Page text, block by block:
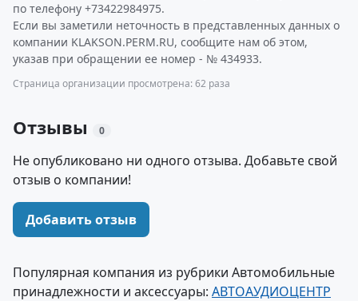
по телефону +73422984975.
Если вы заметили неточность в представленных данных о
компании KLAKSON.PERM.RU, сообщите нам об этом,
указав при обращении ее номер - № 434933.
Страница организации просмотрена: 62 раза
Отзывы 0
Не опубликовано ни одного отзыва. Добавьте свой
отзыв о компании!
Добавить отзыв
Популярная компания из рубрики Автомобильные
принадлежности и аксессуары: АВТОАУДИОЦЕНТР